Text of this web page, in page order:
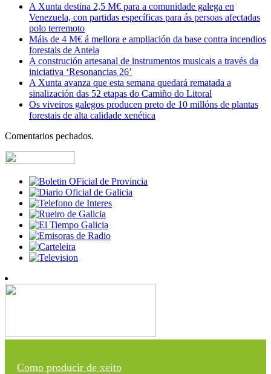
A Xunta destina 2,5 M€ para a comunidade galega en
Venezuela, con partidas específicas para ás persoas afectadas
polo terremoto
Máis de 4 M€ á mellora e ampliación da base contra incendios
forestais de Antela
A construción artesanal de instrumentos musicais a través da
iniciativa ‘Resonancias 26’
A Xunta avanza que esta semana quedará rematada a
sinalización das 52 etapas do Camiño do Litoral
Os viveiros galegos producen preto de 10 millóns de plantas
forestais de alta calidade xenética
Comentarios pechados.
Como producir de xeito